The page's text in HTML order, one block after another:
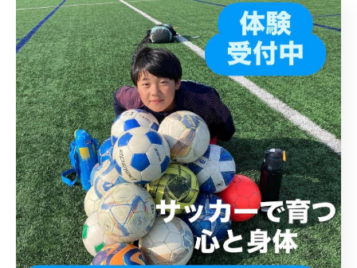
カテゴリー Categories
全てのカテゴリー
キッズ
ジュニア
小学生
中学生
体験